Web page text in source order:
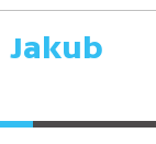
Jakub